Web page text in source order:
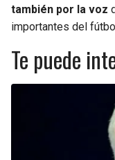
también por la voz
importantes del
Te puede